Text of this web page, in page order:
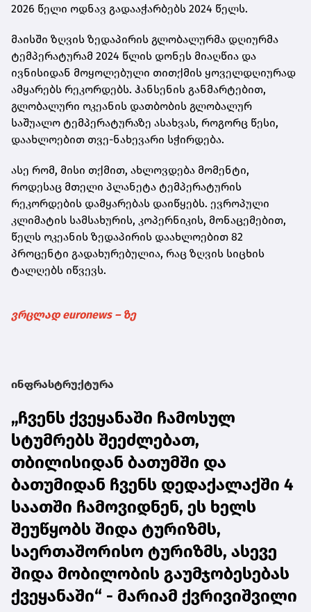
2026 წელი ოდნავ გადააჭარბებს 2024 წელს.
მაისში ზღვის ზედაპირის გლობალურმა დღიურმა
ტემპერატურამ 2024 წლის დონეს მიაღწია და
ივნისიდან მოყოლებული თითქმის ყოველდღიურად
ამყარებს რეკორდებს. ჰანსენის განმარტებით,
გლობალური ოკეანის დათბობის გლობალურ
საშუალო ტემპერატურაზე ასახვას, როგორც წესი,
დაახლოებით თვე-ნახევარი სჭირდება.
ასე რომ, მისი თქმით, ახლოვდება მომენტი,
როდესაც მთელი პლანეტა ტემპერატურის
რეკორდების დამყარებას დაიწყებს. ევროპული
კლიმატის სამსახურის, კოპერნიკის, მონაცემებით,
წელს ოკეანის ზედაპირის დაახლოებით 82
პროცენტი გადახურებულია, რაც ზღვის სიცხის
ტალღებს იწვევს.
ვრცლად euronews – ზე
ინფრასტრუქტურა
„ჩვენს ქვეყანაში ჩამოსულ
სტუმრებს შეეძლებათ,
თბილისიდან ბათუმში და
ბათუმიდან ჩვენს დედაქალაქში 4
საათში ჩამოვიდნენ, ეს ხელს
შეუწყობს შიდა ტურიზმს,
საერთაშორისო ტურიზმს, ასევე
შიდა მობილობის გაუმჯობესებას
ქვეყანაში“ - მარიამ ქვრივიშვილი